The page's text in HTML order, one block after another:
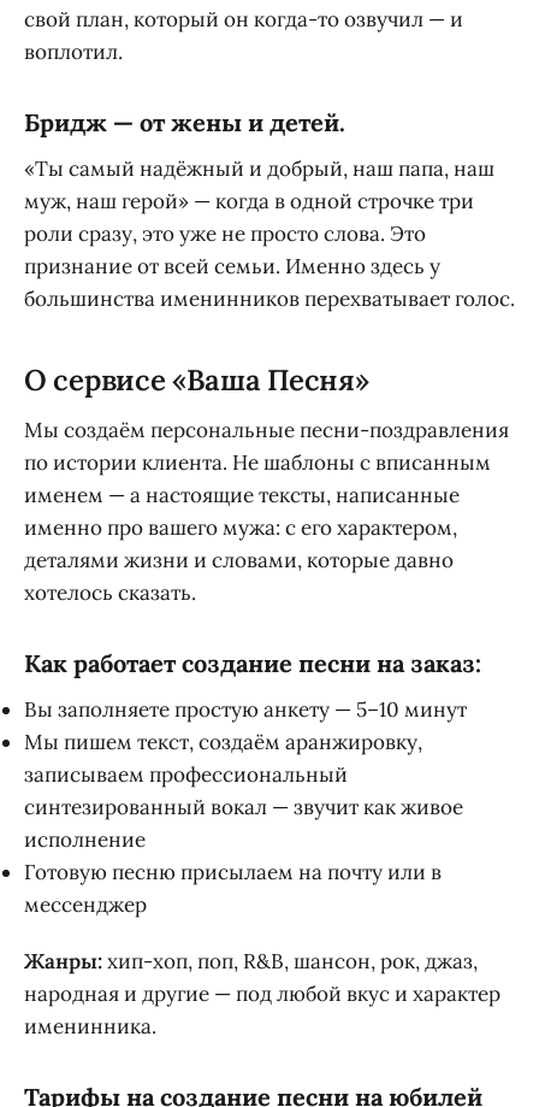
свой план, который он когда-то озвучил — и
воплотил.
Бридж — от жены и детей.
«Ты самый надёжный и добрый, наш папа, наш
муж, наш герой» — когда в одной строчке три
роли сразу, это уже не просто слова. Это
признание от всей семьи. Именно здесь у
большинства именинников перехватывает голос.
О сервисе «Ваша Песня»
Мы создаём персональные песни-поздравления
по истории клиента. Не шаблоны с вписанным
именем — а настоящие тексты, написанные
именно про вашего мужа: с его характером,
деталями жизни и словами, которые давно
хотелось сказать.
Как работает создание песни на заказ:
Вы заполняете простую анкету — 5–10 минут
Мы пишем текст, создаём аранжировку,
записываем профессиональный
синтезированный вокал — звучит как живое
исполнение
Готовую песню присылаем на почту или в
мессенджер
Жанры:хип-хоп, поп, R&B, шансон, рок, джаз,
народная и другие — под любой вкус и характер
именинника.
Тарифы на создание песни на юбилей